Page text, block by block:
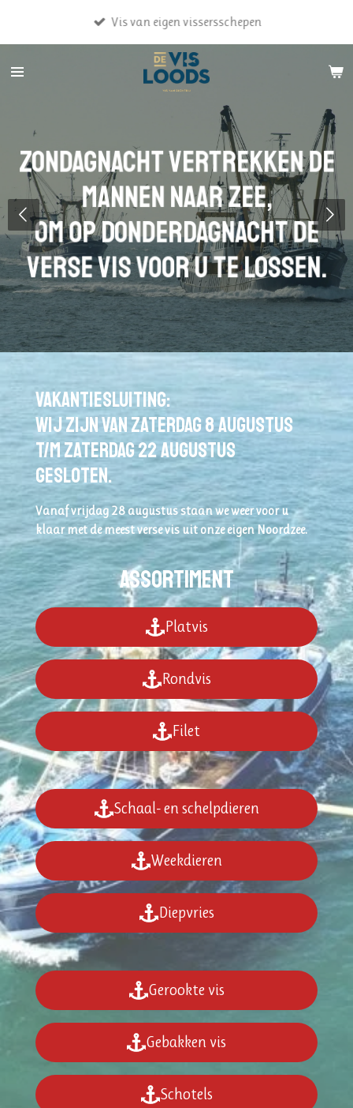
de
Vis van eigen vissersschepen
Zondagnacht vertrekken de
mannen naar zee,
om op donderdagnacht de
verse vis voor u te lossen.
Vakantiesluiting:
wij zijn van zaterdag 8 augustus
t/m zaterdag 22 augustus
gesloten.
Vanaf vrijdag 28 augustus staan we weer voor u
klaar met de meest verse vis uit onze eigen Noordzee.
assortiment
Platvis
Rondvis
Filet
Schaal- en schelpdieren
Weekdieren
Diepvries
Gerookte vis
Gebakken vis
Schotels